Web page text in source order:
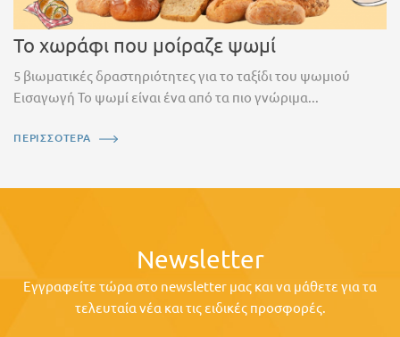
Το χωράφι που μοίραζε ψωμί
5 βιωματικές δραστηριότητες για το ταξίδι του ψωμιού
Εισαγωγή Το ψωμί είναι ένα από τα πιο γνώριμα...
ΠΕΡΙΣΣΟΤΕΡΑ
Newsletter
Εγγραφείτε τώρα στο newsletter μας και να μάθετε για τα
τελευταία νέα και τις ειδικές προσφορές.